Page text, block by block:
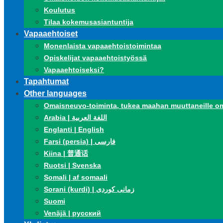
Koulutus
Tilaa kokemusasiantuntija
Vapaaehtoiset
Monenlaista vapaaehtoistoimintaa
Opiskelijat vapaaehtoistyössä
Vapaaehtoiseksi?
Tapahtumat
Other languages
Omaisneuvo-toiminta, tukea maahan muuttaneille
Arabia | اللغة العربية
Englanti | English
Farsi (persia) | فارسی
Kiina | 普通话
Ruotsi | Svenska
Somali | af somaali
Sorani (kurdi) | زمانی کوردی
Suomi
Venäjä | русский